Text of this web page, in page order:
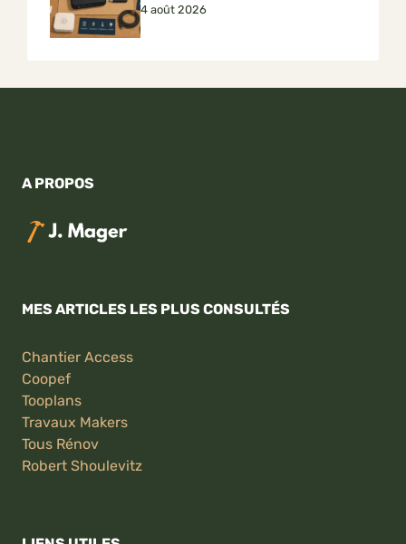
4 août 2026
A PROPOS
MES ARTICLES LES PLUS CONSULTÉS
Chantier Access
Coopef
Tooplans
Travaux Makers
Tous Rénov
Robert Shoulevitz